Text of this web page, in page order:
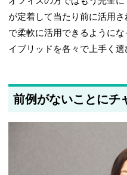
が定着して当たり前に活用
で柔軟に活用できるように
イブリッドを各々で上手く選
前例がないことにチ